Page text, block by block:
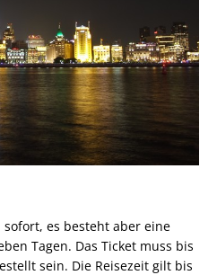
es besteht aber eine
Tagen. Das Ticket muss bis
sein. Die Reisezeit gilt bis